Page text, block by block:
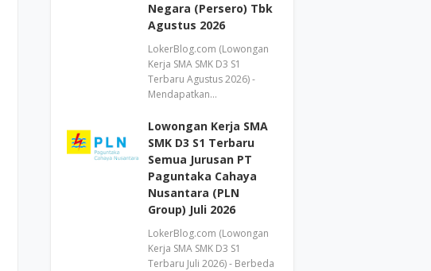
Negara (Persero) Tbk
Agustus 2026
LokerBlog.com (Lowongan
Kerja SMA SMK D3 S1
Terbaru Agustus 2026) -
Mendapatkan…
Lowongan Kerja SMA
SMK D3 S1 Terbaru
Semua Jurusan PT
Paguntaka Cahaya
Nusantara (PLN
Group) Juli 2026
LokerBlog.com (Lowongan
Kerja SMA SMK D3 S1
Terbaru Juli 2026) - Berbeda